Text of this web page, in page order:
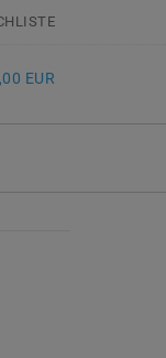
EUR